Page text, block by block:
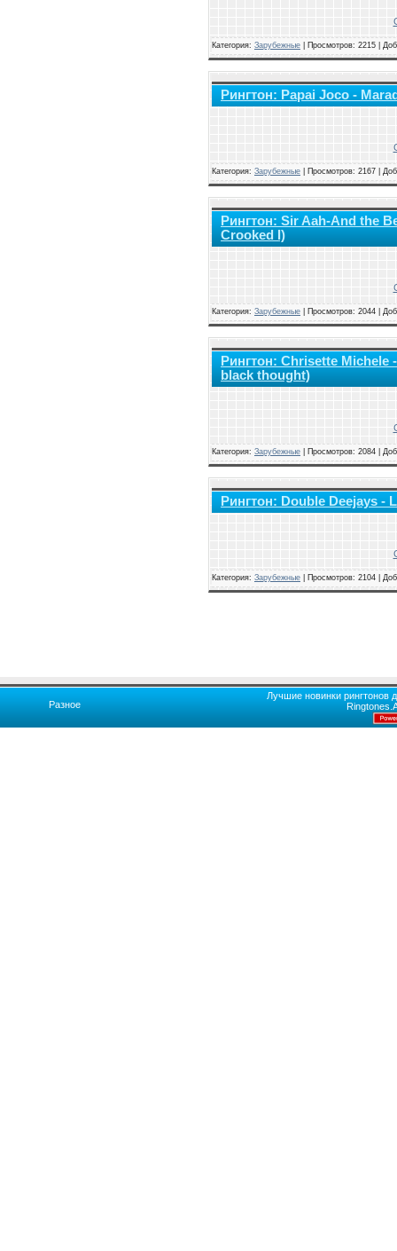
Категория: Зарубежные Просмотров: 2215 |
Рингтон: Papai Joco -
Категория: Зарубежные Просмотров: 2167 |
Рингтон: Sir Aah-And the
Crooked I)
Категория: Зарубежные Просмотров: 2044 |
Рингтон: Chrisette
black thought)
Категория: Зарубежные Просмотров: 2084 |
Рингтон: Double Deejays -
Категория: Зарубежные Просмотров: 2104 |
Разное
Лучшие новинки рингтонов